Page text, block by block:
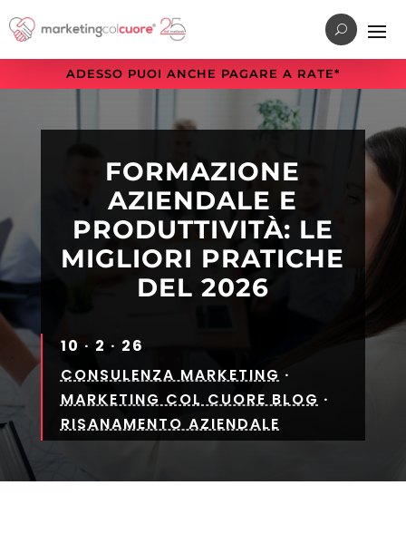
al
menu
di
principale
al
contenuto
principale
alla
sezione
a
ADESSO PUOI ANCHE PAGARE A RATE*
FORMAZIONE
AZIENDALE E
PRODUTTIVITÀ: LE
MIGLIORI PRATICHE
DEL 2026
10 · 2 · 26
CONSULENZA MARKETING ·
MARKETING COL CUORE BLOG ·
RISANAMENTO AZIENDALE